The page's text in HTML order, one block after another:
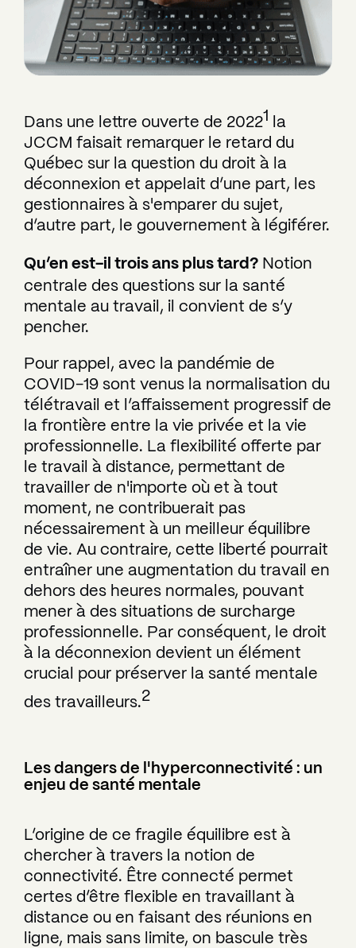
Dans une lettre ouverte de 20221
la
JCCM faisait remarquer le retard du
Québec sur la question du droit à la
déconnexion et appelait d’une part, les
gestionnaires à s'emparer du sujet,
d’autre part, le gouvernement à légiférer.
Qu’en est-il trois ans plus tard? Notion
centrale des questions sur la santé
mentale au travail, il convient de s’y
pencher.
Pour rappel, avec la pandémie de
COVID-19 sont venus la normalisation du
télétravail et l’affaissement progressif de
la frontière entre la vie privée et la vie
professionnelle. La flexibilité offerte par
le travail à distance, permettant de
travailler de n'importe où et à tout
moment, ne contribuerait pas
nécessairement à un meilleur équilibre
de vie. Au contraire, cette liberté pourrait
entraîner une augmentation du travail en
dehors des heures normales, pouvant
mener à des situations de surcharge
professionnelle. Par conséquent, le droit
à la déconnexion devient un élément
crucial pour préserver la santé mentale
des travailleurs.2
Les dangers de l'hyperconnectivité : un
enjeu de santé mentale
L’origine de ce fragile équilibre est à
chercher à travers la notion de
connectivité. Être connecté permet
certes d’être flexible en travaillant à
distance ou en faisant des réunions en
ligne, mais sans limite, on bascule très